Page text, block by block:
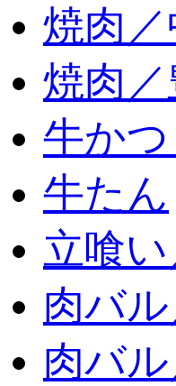
焼肉
焼肉
牛か
牛たん
立喰
肉バ
肉バ